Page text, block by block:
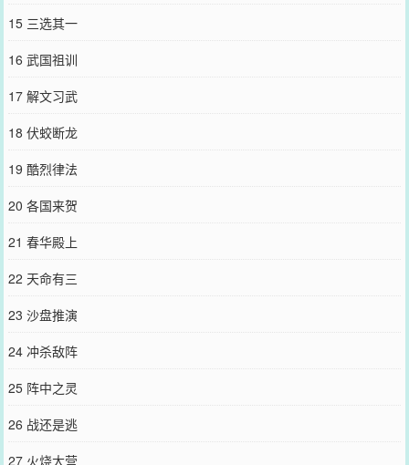
15 三选其一
16 武国祖训
17 解文习武
18 伏蛟断龙
19 酷烈律法
20 各国来贺
21 春华殿上
22 天命有三
23 沙盘推演
24 冲杀敌阵
25 阵中之灵
26 战还是逃
27 火烧大营